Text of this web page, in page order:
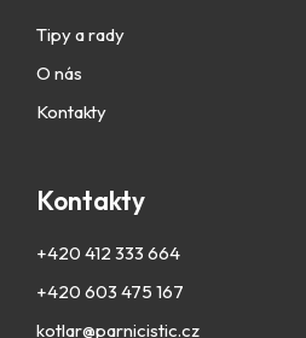
Tipy a rady
O nás
Kontakty
Kontakty
+420 412 333 664
+420 603 475 167
kotlar@parnicistic.cz